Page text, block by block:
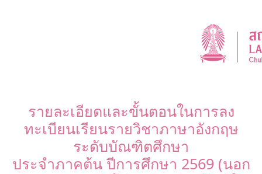
รายละเอียดและขั้นตอนในการลง
ทะเบียนเรียนรายวิชาภาษาอังกฤษ
ระดับบัณฑิตศึกษา
ประจำภาคต้น ปีการศึกษา 2569 (นอก